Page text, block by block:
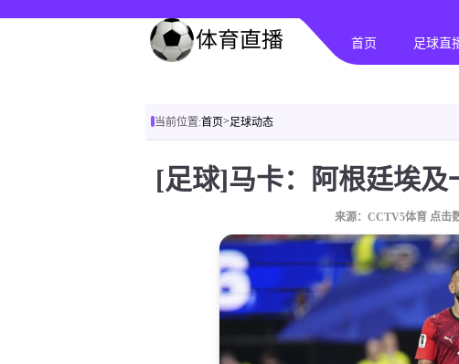
首页 足球直
当前位置:首页>足球动态
来源：CCTV5体育 点击数